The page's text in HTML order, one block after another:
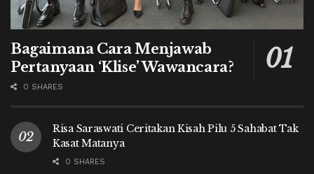
Bagaimana Cara Menjawab
Pertanyaan ‘Klise’ Wawancara?
0 SHARES
Risa Saraswati Ceritakan Kisah Pilu 5 Sahabat Tak
Kasat Matanya
0 SHARES